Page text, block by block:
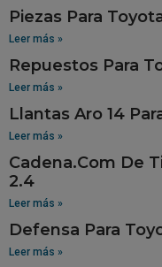
Piezas Para
Leer más »
Repuestos Para
Leer más »
Llantas Aro 14
Leer más »
Cadena.Com De
2.4
Leer más »
Defensa Para
Leer más »